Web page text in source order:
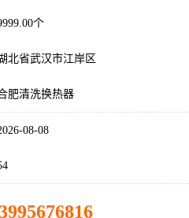
个
北省武汉市江岸区
肥清洗换热器
08-08